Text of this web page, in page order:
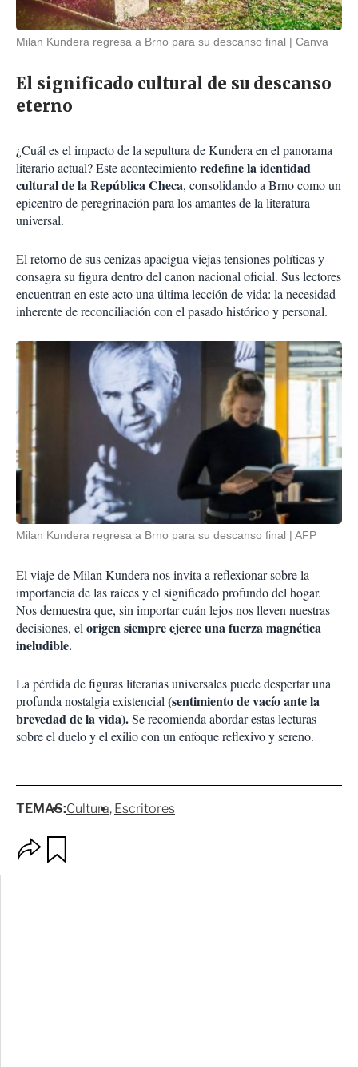
Milan Kundera regresa a Brno para su descanso final Canva
El significado cultural de su descanso
eterno
¿Cuál es el impacto de la sepultura de Kundera en el panorama
literario actual? Este acontecimientoredefine la identidad
cultural de la República Checa, consolidando a Brno como un
epicentro de peregrinación para los amantes de la literatura
universal.
El retorno de sus cenizas apacigua viejas tensiones políticas y
consagra su figura dentro del canon nacional oficial. Sus lectores
encuentran en este acto una última lección de vida: la necesidad
inherente de reconciliación con el pasado histórico y personal.
Milan Kundera regresa a Brno para su descanso final AFP
El viaje de Milan Kundera nos invita a reflexionar sobre la
importancia de las raíces y el significado profundo del hogar.
Nos demuestra que, sin importar cuán lejos nos lleven nuestras
decisiones, elorigen siempre ejerce una fuerza magnética
ineludible.
La pérdida de figuras literarias universales puede despertar una
profunda nostalgia existencial(sentimiento de vacío ante la
brevedad de la vida).Se recomienda abordar estas lecturas
sobre el duelo y el exilio con un enfoque reflexivo y sereno.
TEMAS:Cultura Escritores